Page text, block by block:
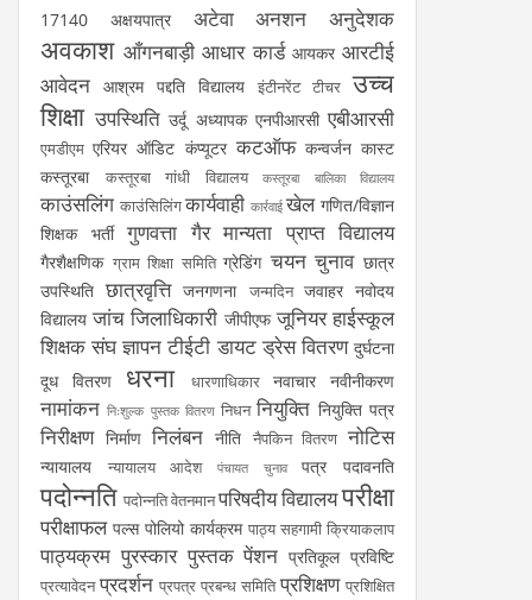
17140 अक्षयपात्र अटेवा अनशन अनुदेशक
अवकाश आँगनबाड़ी आधार कार्ड आयकर आरटीई
आवेदन आश्रम पद्दति विद्यालय इंटीनरेंट टीचर उच्च
शिक्षा उपस्थिति उर्दू अध्यापक एनपीआरसी एबीआरसी
एमडीएम एरियर ऑडिट कंप्यूटर कटऑफ कन्वर्जन कास्ट
कस्तूरबा
कस्तूरबा गांधी विद्यालय कस्तूरबा बालिका विद्यालय
काउंसलिंग काउंसिलिंग कार्यवाही कार्रवाई खेल गणित/विज्ञान
शिक्षक भर्ती
गुणवत्ता गैर मान्यता प्राप्त विद्यालय
गैरशैक्षणिक ग्राम शिक्षा समिति ग्रेडिंग चयन चुनाव छात्र
उपस्थिति छात्रवृत्ति जनगणना जन्मदिन जवाहर नवोदय
विद्यालय जांच जिलाधिकारी जीपीएफ जूनियर हाईस्कूल
शिक्षक संघ ज्ञापन टीईटी डायट ड्रेस वितरण दुर्घटना
दूध वितरण
धरना धारणाधिकार नवाचार नवीनीकरण
नामांकन निःशुल्क पुस्तक वितरण निधन नियुक्ति नियुक्ति पत्र
निरीक्षण निर्माण निलंबन नीति नैपकिन वितरण नोटिस
न्यायालय न्यायालय आदेश पंचायत चुनाव पत्र पदावनति
पदोन्नति पदोन्नति वेतनमानपरिषदीय विद्यालयपरीक्षा
परीक्षाफल पल्स पोलियो कार्यक्रम पाठ्य सहगामी क्रियाकलाप
पाठ्यक्रम पुरस्कार पुस्तक पेंशन प्रतिकूल प्रविष्टि
प्रत्यावेदन प्रदर्शन प्रपत्र प्रबन्ध समिति प्रशिक्षण प्रशिक्षित